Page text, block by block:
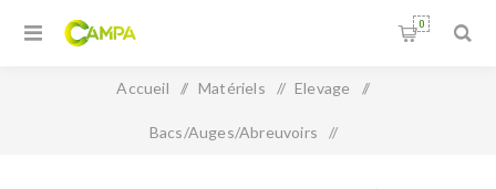
0
Accueil / Matériels / Elevage /
Bacs/Auges/Abreuvoirs /